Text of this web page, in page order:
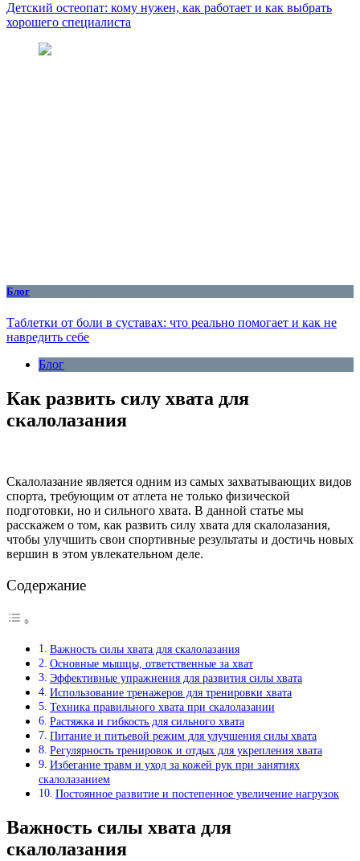
Детский остеопат: кому нужен, как работает и как выбрать
хорошего специалиста
Блог
Таблетки от боли в суставах: что реально помогает и как не
навредить себе
Блог
Как развить силу хвата для
скалолазания
Скалолазание является одним из самых захватывающих видов
спорта, требующим от атлета не только физической
подготовки, но и сильного хвата. В данной статье мы
расскажем о том, как развить силу хвата для скалолазания,
чтобы улучшить свои спортивные результаты и достичь новых
вершин в этом увлекательном деле.
Содержание
Важность силы хвата для скалолазания
Основные мышцы, ответственные за хват
Эффективные упражнения для развития силы хвата
Использование тренажеров для тренировки хвата
Техника правильного хвата при скалолазании
Растяжка и гибкость для сильного хвата
Питание и питьевой режим для улучшения силы хвата
Регулярность тренировок и отдых для укрепления хвата
Избегание травм и уход за кожей рук при занятиях
скалолазанием
Постоянное развитие и постепенное увеличение нагрузок
Важность силы хвата для
скалолазания